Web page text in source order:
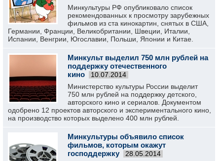
Минкультуры РФ опубликовало список
рекомендованных к просмотру зарубежных
фильмов из ста кинокартин, снятых в США,
Германии, Франции, Великобритании, Швеции, Италии,
Испании, Венгрии, Югославии, Польши, Японии и Китае.
Минкульт выделил 750 млн рублей на
поддержку отечественного
кино
10.07.2014
Министерство культуры России выделит
750 млн рублей на поддержку детского,
авторского кино и сериалов. Документом
одобрено 12 проектов авторского и экспериментального кино,
на производство которых выделено 400 млн рублей.
Минкультуры объявило список
фильмов, которым окажут
господдержку
28.05.2014